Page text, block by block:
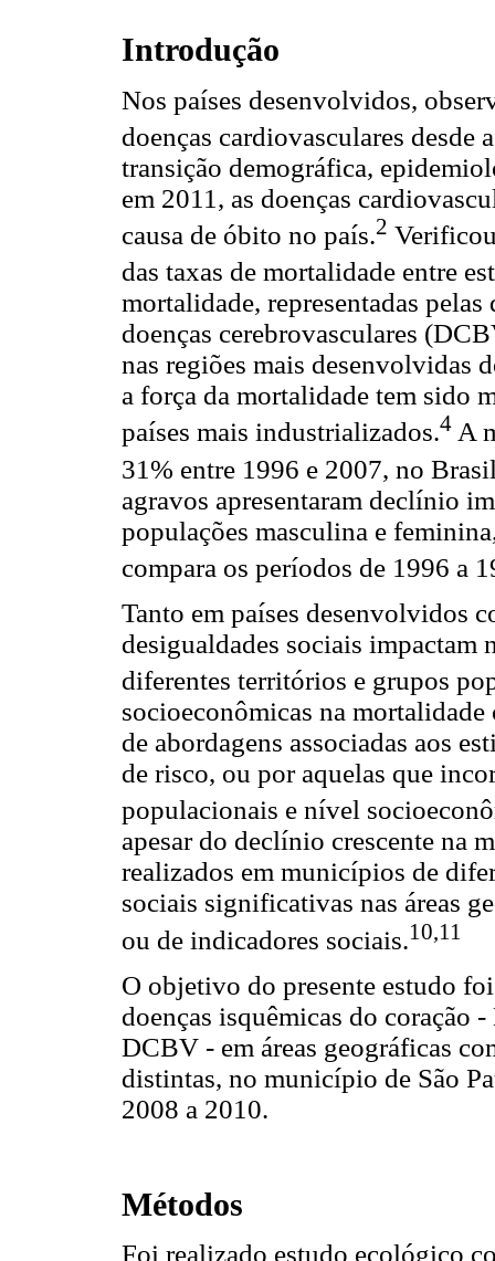
Introdução
Nos países desenvolvidos,
doenças cardiovasculares desde
transição demográfica,
em 2011, as doenças
causa de óbito no país.2
das taxas de mortalidade entre
mortalidade, representadas
doenças cerebrovasculares
nas regiões mais desenvolvidas
a força da mortalidade tem sido
países mais industrializados.4 A
31% entre 1996 e 2007, no
agravos apresentaram declínio
populações masculina e
compara os períodos de 1996 a
Tanto em países desenvolvidos
desigualdades sociais impactam
diferentes territórios e grupos
socioeconômicas na
de abordagens associadas aos
de risco, ou por aquelas que
populacionais e nível
apesar do declínio crescente na
realizados em municípios de
sociais significativas nas áreas
ou de indicadores sociais.10,11
O objetivo do presente estudo
doenças isquêmicas do coração
DCBV - em áreas geográficas
distintas, no município de São
2008 a 2010.
Métodos
Foi realizado estudo ecológico